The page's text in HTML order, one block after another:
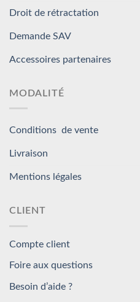
Droit de rétractation
Demande SAV
Accessoires partenaires
MODALITÉ
Conditions de vente
Livraison
Mentions légales
CLIENT
Compte client
Foire aux questions
Besoin d’aide ?